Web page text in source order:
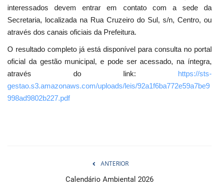
interessados devem entrar em contato com a sede da
Secretaria, localizada na Rua Cruzeiro do Sul, s/n, Centro, ou
através dos canais oficiais da Prefeitura.
O resultado completo já está disponível para consulta no portal
oficial da gestão municipal, e pode ser acessado, na íntegra,
através do link: https://sts-
gestao.s3.amazonaws.com/uploads/leis/92a1f6ba772e59a7be9
998ad9802b227.pdf
ANTERIOR
Calendário Ambiental 2026